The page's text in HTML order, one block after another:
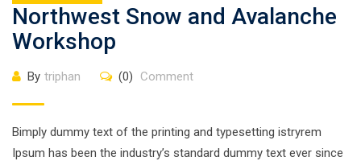
Northwest Snow and Avalanche
Workshop
By triphan (0) Comment
Bimply dummy text of the printing and typesetting istryrem
Ipsum has been the industry’s standard dummy text ever since